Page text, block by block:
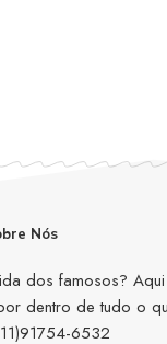
Nós
dos famosos?
dentro de tudo o
6532